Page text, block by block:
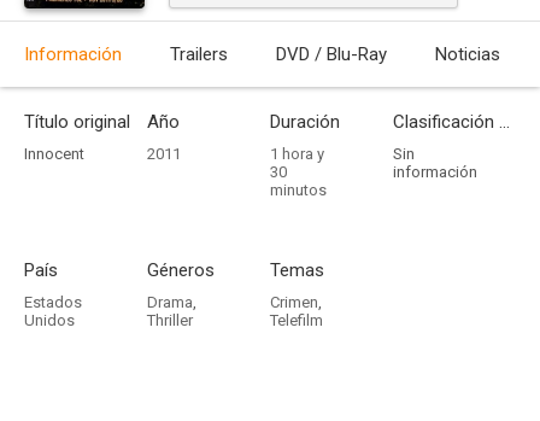
Información Trailers DVD / Blu-Ray Noticias
Título original
Innocent
Año
2011
Duración
1 hora y
30
minutos
Clasificación por edades
Sin
información
País
Estados
Unidos
Géneros
Drama,
Thriller
Temas
Crimen,
Telefilm